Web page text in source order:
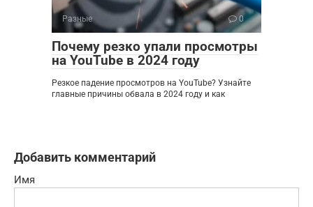
Разные 0
Почему резко упали просмотры
на YouTube в 2024 году
Резкое падение просмотров на YouTube? Узнайте
главные причины обвала в 2024 году и как
Добавить комментарий
Имя